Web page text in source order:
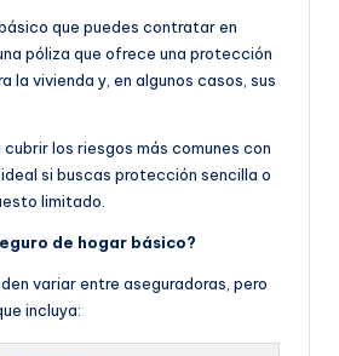
que puedes contratar en
póliza que ofrece una protección
la vivienda y, en algunos casos, sus
los riesgos más comunes con
si buscas protección sencilla o
limitado.
de hogar básico?
variar entre aseguradoras, pero
incluya: